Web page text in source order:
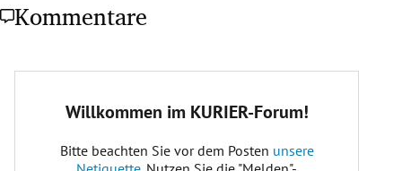
Kommentare